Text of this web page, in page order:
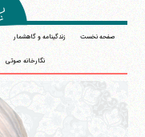
صفحه نخست زندگینامه و گاهشمار
نگارخانه صوتی